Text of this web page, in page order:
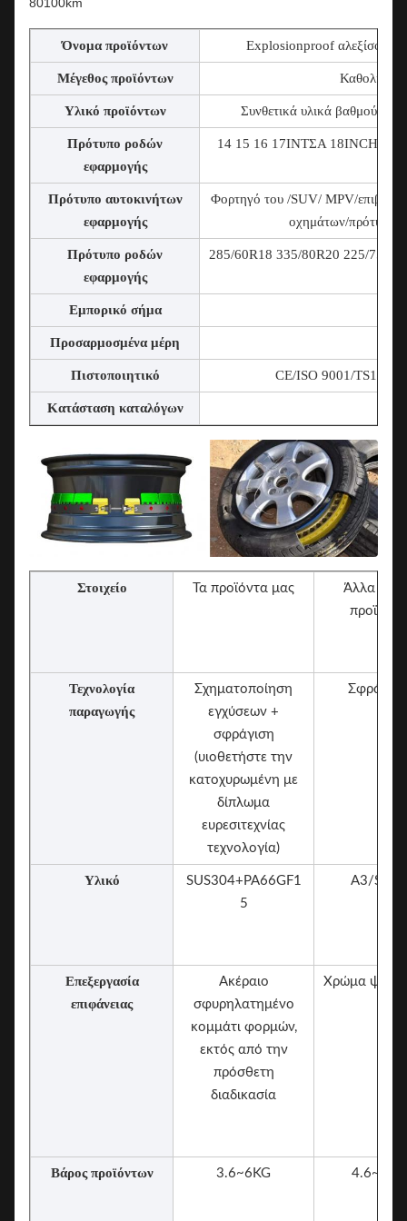
Όνομα προϊόντων Explosionproof
Μέγεθος προϊόντων Καθολικό
Υλικό προϊόντων Συνθετικά υλικά βαθμού
Πρότυπο ροδών
εφαρμογής
14 15 16 17ΙΝΤΣΑ 18INCH
Πρότυπο αυτοκινήτων
εφαρμογής
Φορτηγό του /SUV/ MPV/
οχημάτων/πρότυπο/
Πρότυπο ροδών
εφαρμογής
285/60R18 335/80R20 225/
Εμπορικό σήμα
Προσαρμοσμένα μέρη
Πιστοποιητικό CE/ISO 9001/
Κατάσταση καταλόγων
Στοιχείο Τα προϊόντα μας
Άλλα
προϊόντα
Τεχνολογία
παραγωγής
Σχηματοποίηση
εγχύσεων +
σφράγιση
(υιοθετήστε την
κατοχυρωμένη με
δίπλωμα
ευρεσιτεχνίας
τεχνολογία)
Υλικό
SUS304+PA66GF1
5
A3/S50C
Επεξεργασία
επιφάνειας
Ακέραιο
σφυρηλατημένο
κομμάτι φορμών,
εκτός από την
πρόσθετη
διαδικασία
Χρώμα
Βάρος προϊόντων 3.6~6KG 4.6~9KG